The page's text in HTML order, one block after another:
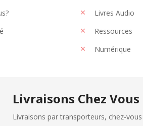
Livres Audio
Ressources
Numérique
Livraisons Chez Vous
Livraisons par transporteurs, chez-